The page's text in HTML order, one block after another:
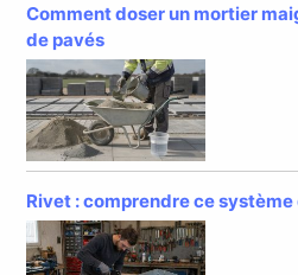
Comment doser un mortier
de pavés
Rivet : comprendre ce